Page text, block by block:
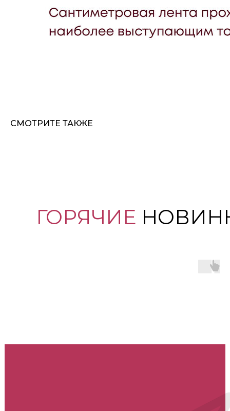
СМОТРИТЕ ТАКЖЕ
ГОРЯЧИЕ